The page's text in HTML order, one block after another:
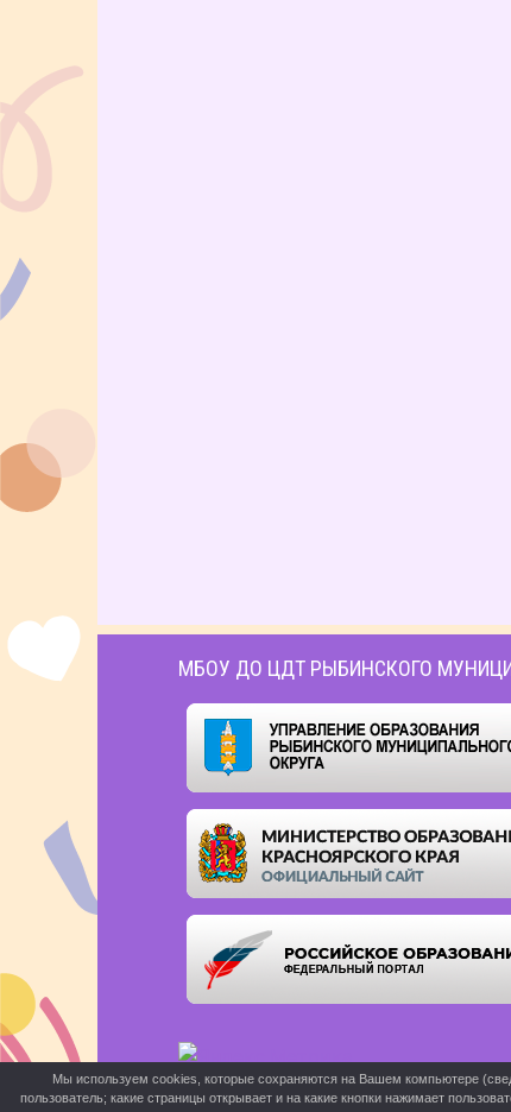
МБОУ ДО ЦДТ РЫБИНСКОГО
Мы используем cookies, которые сохраняются на Вашем компьютере
пользователь; какие страницы открывает и на какие кнопки нажимает